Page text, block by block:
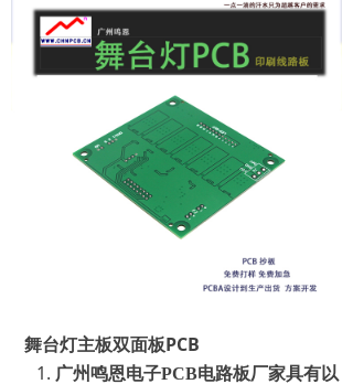
舞台灯主板双面板PCB
广州鸣恩电子PCB电路板厂家具有以